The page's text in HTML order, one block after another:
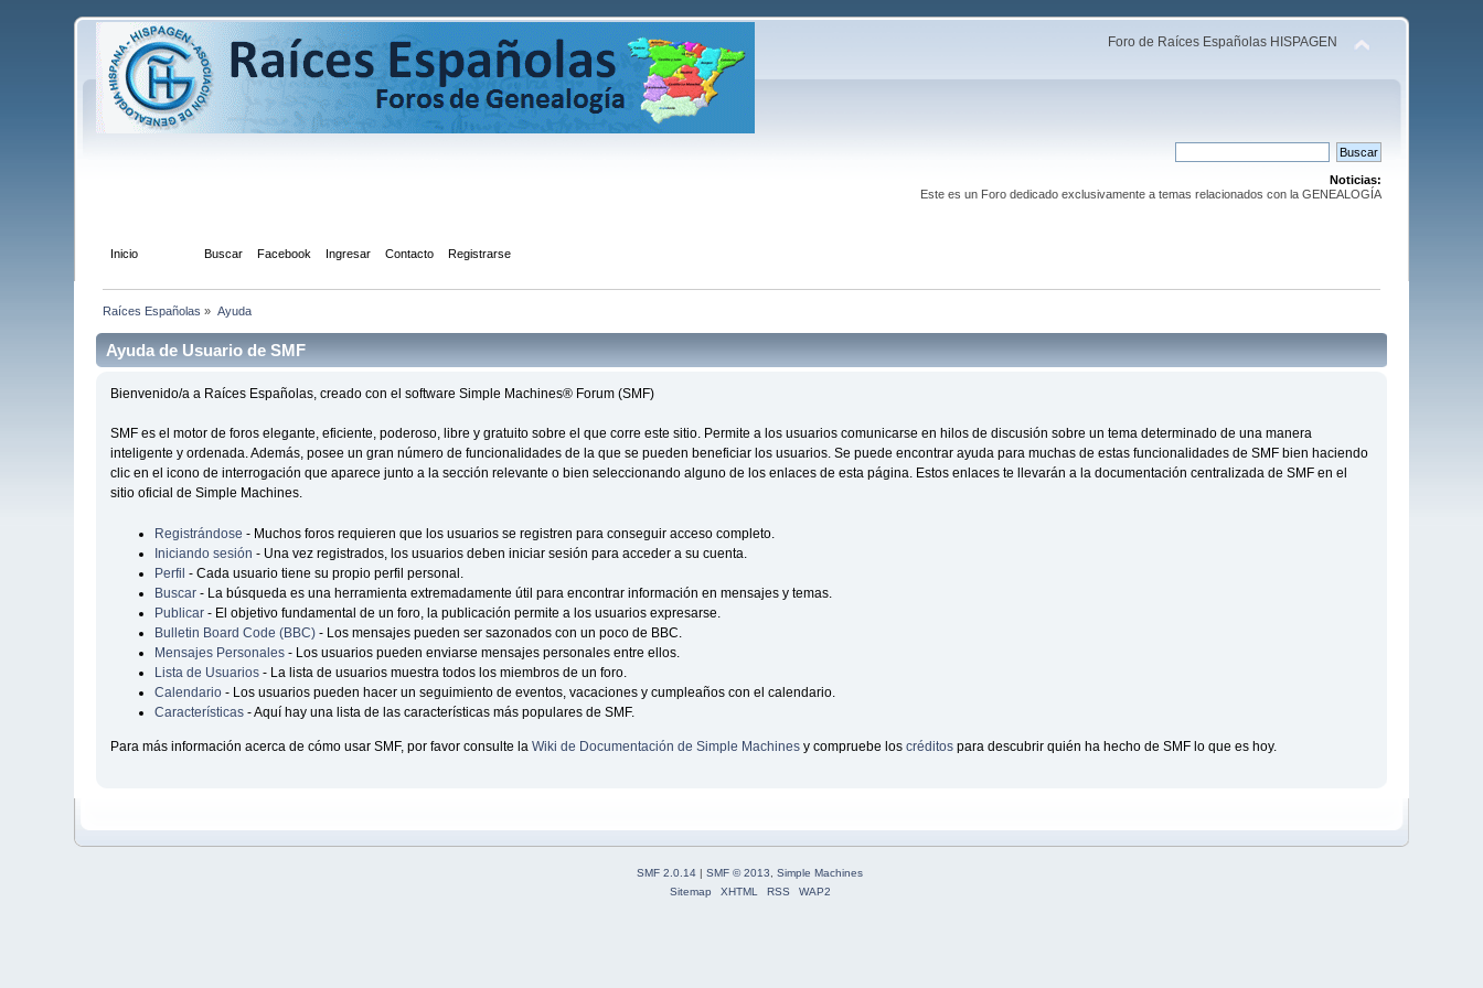
Foro de Raíces Españolas HISPAGEN
Noticias:
Este es un Foro dedicado exclusivamente a temas relacionados con la GENEALOGÍA
Inicio Buscar Facebook Ingresar Contacto Registrarse
Raíces Españolas » Ayuda
Ayuda de Usuario de SMF
Bienvenido/a a Raíces Españolas, creado con el software Simple Machines® Forum (SMF)
SMF es el motor de foros elegante, eficiente, poderoso, libre y gratuito sobre el que corre este sitio. Permite a los usuarios comunicarse en hilos de discusión sobre un tema determinado de una manera
inteligente y ordenada. Además, posee un gran número de funcionalidades de la que se pueden beneficiar los usuarios. Se puede encontrar ayuda para muchas de estas funcionalidades de SMF bien haciendo
clic en el icono de interrogación que aparece junto a la sección relevante o bien seleccionando alguno de los enlaces de esta página. Estos enlaces te llevarán a la documentación centralizada de SMF en el
sitio oficial de Simple Machines.
Registrándose - Muchos foros requieren que los usuarios se registren para conseguir acceso completo.
Iniciando sesión - Una vez registrados, los usuarios deben iniciar sesión para acceder a su cuenta.
Perfil - Cada usuario tiene su propio perfil personal.
Buscar- La búsqueda es una herramienta extremadamente útil para encontrar información en mensajes y temas.
Publicar- El objetivo fundamental de un foro, la publicación permite a los usuarios expresarse.
Bulletin Board Code (BBC) - Los mensajes pueden ser sazonados con un poco de BBC.
Mensajes Personales- Los usuarios pueden enviarse mensajes personales entre ellos.
Lista de Usuarios- La lista de usuarios muestra todos los miembros de un foro.
Calendario- Los usuarios pueden hacer un seguimiento de eventos, vacaciones y cumpleaños con el calendario.
Características- Aquí hay una lista de las características más populares de SMF.
Para más información acerca de cómo usar SMF, por favor consulte la Wiki de Documentación de Simple Machinesy compruebe los créditospara descubrir quién ha hecho de SMF lo que es hoy.
SMF 2.0.14 | SMF © 2013, Simple Machines
Sitemap
XHTML RSS WAP2